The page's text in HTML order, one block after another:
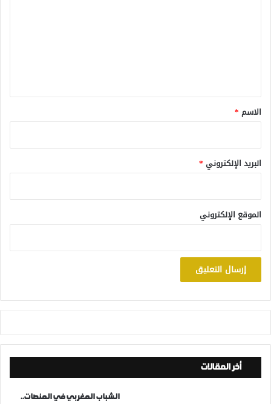
*
الاسم *
البريد الإلكتروني *
الموقع الإلكتروني
أخر المقالات
الشباب المغربي في المنصات..